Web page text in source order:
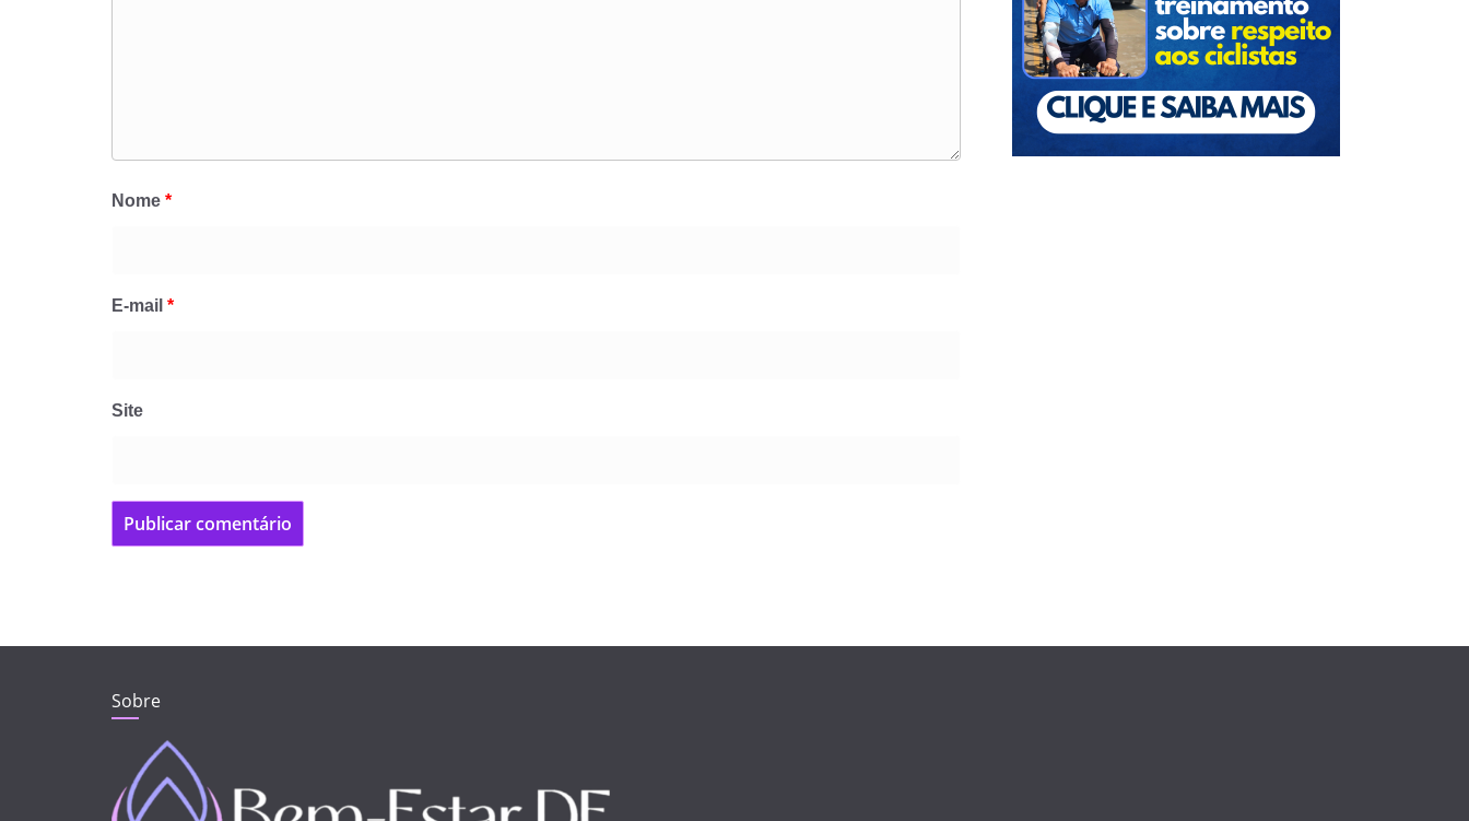
Nome *
E-mail *
Site
Sobre